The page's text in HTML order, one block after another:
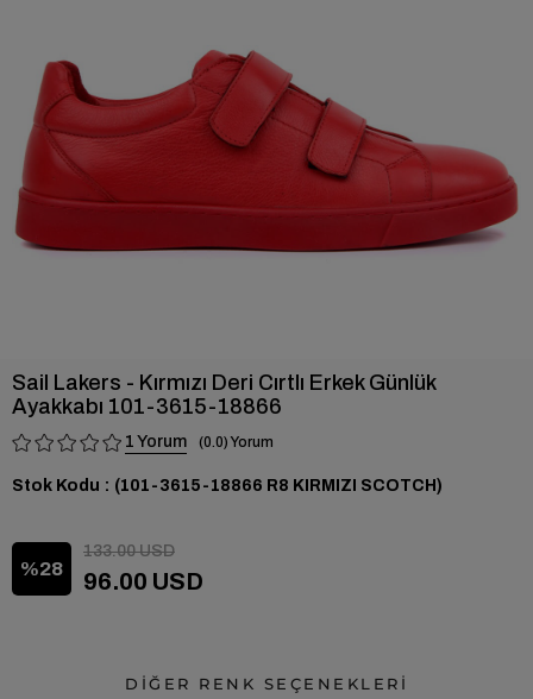
Sail Lakers - Kırmızı Deri Cırtlı Erkek Günlük
Ayakkabı 101-3615-18866
1 0.0
Stok Kodu (101-3615-18866 R8 KIRMIZI SCOTCH)
28
133.00 USD
96.00 USD
DİĞER RENK SEÇENEKLERİ